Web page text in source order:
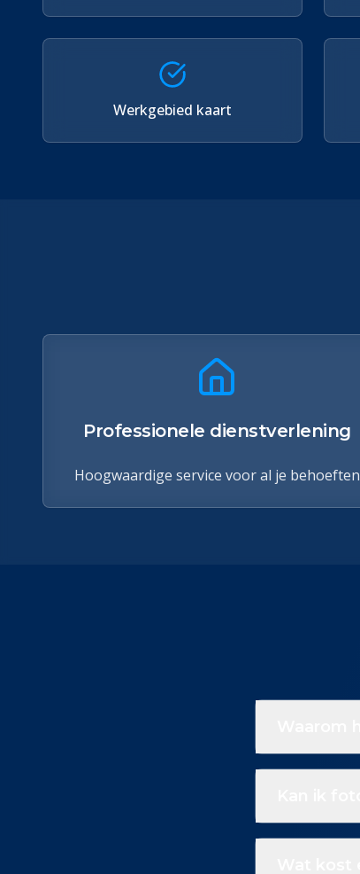
Werkgebied kaart
Professionele dienstverlening
Hoogwaardige service voor al je behoeften